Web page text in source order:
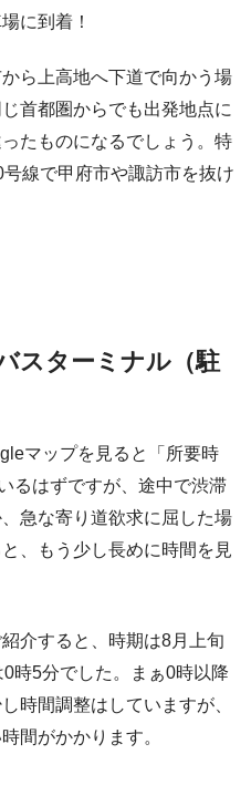
に到着！
ら上高地へ下道で向かう場
首都圏からでも出発地点に
たものになるでしょう。特
線で甲府市や諏訪市を抜け
スターミナル（駐
マップを見ると「所要時
るはずですが、途中で渋滞
急な寄り道欲求に屈した場
、もう少し長めに時間を見
介すると、時期は8月上旬
時5分でした。まぁ0時以降
時間調整はしていますが、
間がかかります。